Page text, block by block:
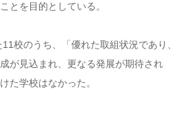
とを目的としている。
校のうち、「優れた取組状況であり、
が見込まれ、更なる発展が期待され
た学校はなかった。